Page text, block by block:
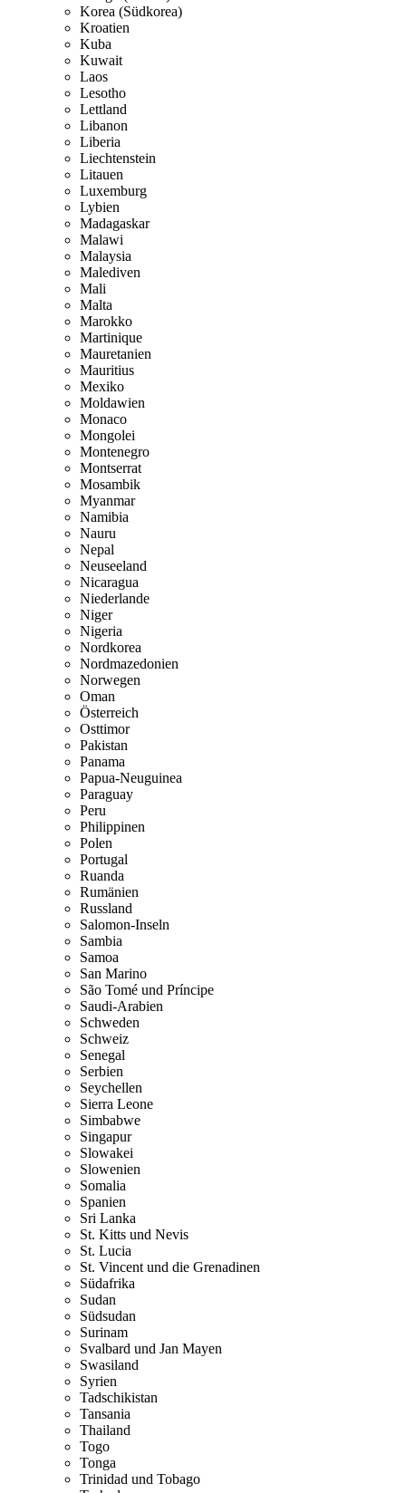
Korea (Südkorea)
Kroatien
Kuba
Kuwait
Laos
Lesotho
Lettland
Libanon
Liberia
Liechtenstein
Litauen
Luxemburg
Lybien
Madagaskar
Malawi
Malaysia
Malediven
Mali
Malta
Marokko
Martinique
Mauretanien
Mauritius
Mexiko
Moldawien
Monaco
Mongolei
Montenegro
Montserrat
Mosambik
Myanmar
Namibia
Nauru
Nepal
Neuseeland
Nicaragua
Niederlande
Niger
Nigeria
Nordkorea
Nordmazedonien
Norwegen
Oman
Österreich
Osttimor
Pakistan
Panama
Papua-Neuguinea
Paraguay
Peru
Philippinen
Polen
Portugal
Ruanda
Rumänien
Russland
Salomon-Inseln
Sambia
Samoa
San Marino
São Tomé und Príncipe
Saudi-Arabien
Schweden
Schweiz
Senegal
Serbien
Seychellen
Sierra Leone
Simbabwe
Singapur
Slowakei
Slowenien
Somalia
Spanien
Sri Lanka
St. Kitts und Nevis
St. Lucia
St. Vincent und die Grenadinen
Südafrika
Sudan
Südsudan
Surinam
Svalbard und Jan Mayen
Swasiland
Syrien
Tadschikistan
Tansania
Thailand
Togo
Tonga
Trinidad und Tobago